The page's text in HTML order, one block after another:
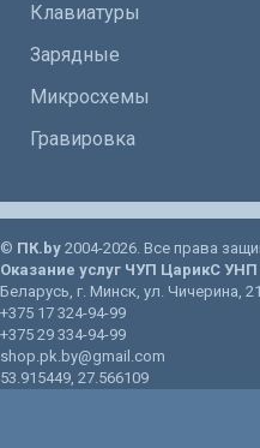
Клавиатуры
Зарядные
Микросхемы
Гравировка
© ПК.by 2004-2026. Все права
Оказание услуг ЧУП ЦарикС УНП
Беларусь, г. Минск, ул. Чичерина, 21
+375 17 324-94-99
+375 29 334-94-99
shop.pk.by@gmail.com
53.915449, 27.566109